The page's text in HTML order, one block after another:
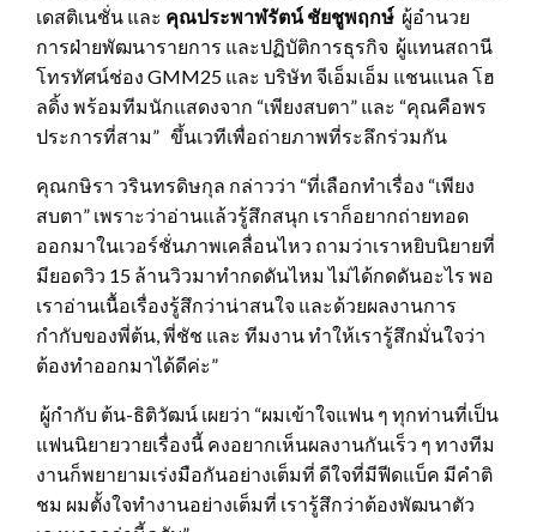
เดสติเนชั่น และ คุณประพาฬรัตน์ ชัยชูพฤกษ์ ผู้อำนวย
การฝ่ายพัฒนารายการ และปฏิบัติการธุรกิจ ผู้แทนสถานี
โทรทัศน์ช่อง GMM25 และ บริษัท จีเอ็มเอ็ม แชนแนล โฮ
ลดิ้ง พร้อมทีมนักแสดงจาก “เพียงสบตา” และ “คุณคือพร
ประการที่สาม” ขึ้นเวทีเพื่อถ่ายภาพที่ระลึกร่วมกัน
คุณกษิรา วรินทรดิษกุล กล่าวว่า “ที่เลือกทำเรื่อง “เพียง
สบตา” เพราะว่าอ่านแล้วรู้สึกสนุก เราก็อยากถ่ายทอด
ออกมาในเวอร์ชั่นภาพเคลื่อนไหว ถามว่าเราหยิบนิยายที่
มียอดวิว 15 ล้านวิวมาทำกดดันไหม ไม่ได้กดดันอะไร พอ
เราอ่านเนื้อเรื่องรู้สึกว่าน่าสนใจ และด้วยผลงานการ
กำกับของพี่ต้น, พี่ชัช และ ทีมงาน ทำให้เรารู้สึกมั่นใจว่า
ต้องทำออกมาได้ดีค่ะ”
ผู้กำกับ ต้น-ธิติวัฒน์ เผยว่า “ผมเข้าใจแฟน ๆ ทุกท่านที่เป็น
แฟนนิยายวายเรื่องนี้ คงอยากเห็นผลงานกันเร็ว ๆ ทางทีม
งานก็พยายามเร่งมือกันอย่างเต็มที่ ดีใจที่มีฟีดแบ็ค มีคำติ
ชม ผมตั้งใจทำงานอย่างเต็มที่ เรารู้สึกว่าต้องพัฒนาตัว